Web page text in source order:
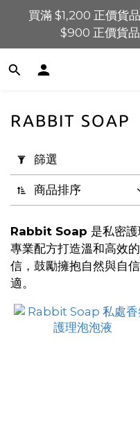
買滿 $1,200 正價貨
$900 正價貨
買滿 $1,200 正價貨
$900 正價貨
買滿 $600 正價貨品
📢 系統維護通知 –
2026 年 8 月 9 日（日
買滿 $1,200 正價貨
$900 正價貨
篩
(0/20)
價格
(HK$)
~
RABBIT SOAP
篩選
商品排序
Rabbit Soap 是私密
專業配方打造溫和高效
信，鼓勵擁抱自然與自
適。